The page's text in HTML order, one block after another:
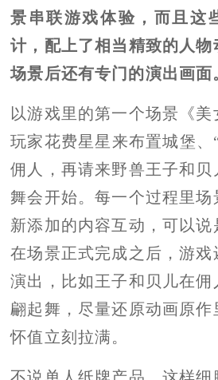
景串联游戏体验，而且这
计，配上了相当精致的人
场景后还有专门的演出画面
以游戏里的第一个场景《美
玩家花费星星来布置城堡、
佣人，再请来野兽王子和
舞会开始。每一个过程里场
新添加的内容互动，可以
在场景正式完成之后，游戏
演出，比如王子和贝儿在佣
翩起舞，尽量还原动画原
怀值立刻拉满。